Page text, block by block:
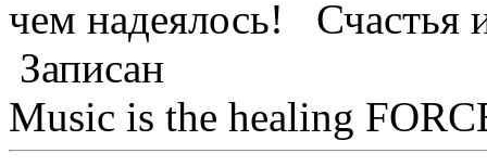
чем надеялось! Счастья
Записан
Music is the healing